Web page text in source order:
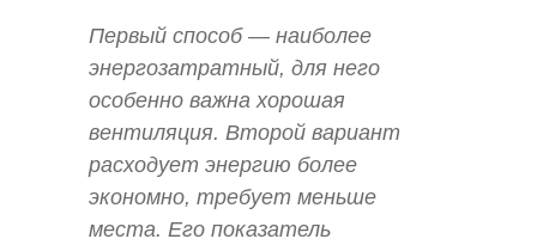
Первый способ — наиболее
энергозатратный, для него
особенно важна хорошая
вентиляция. Второй вариант
расходует энергию более
экономно, требует меньше
места. Его показатель